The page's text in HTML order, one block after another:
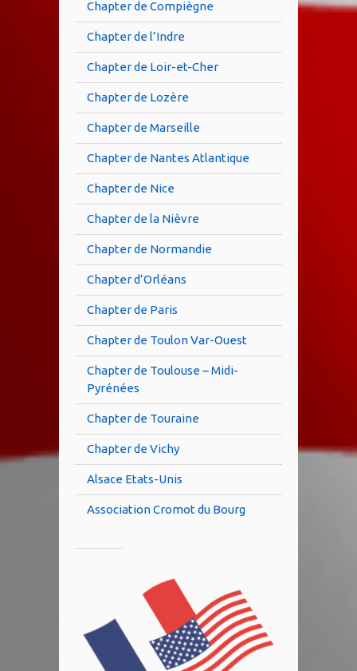
Chapter de Compiègne
Chapter de l’Indre
Chapter de Loir-et-Cher
Chapter de Lozère
Chapter de Marseille
Chapter de Nantes Atlantique
Chapter de Nice
Chapter de la Nièvre
Chapter de Normandie
Chapter d’Orléans
Chapter de Paris
Chapter de Toulon Var-Ouest
Chapter de Toulouse – Midi-
Pyrénées
Chapter de Touraine
Chapter de Vichy
Alsace Etats-Unis
Association Cromot du Bourg